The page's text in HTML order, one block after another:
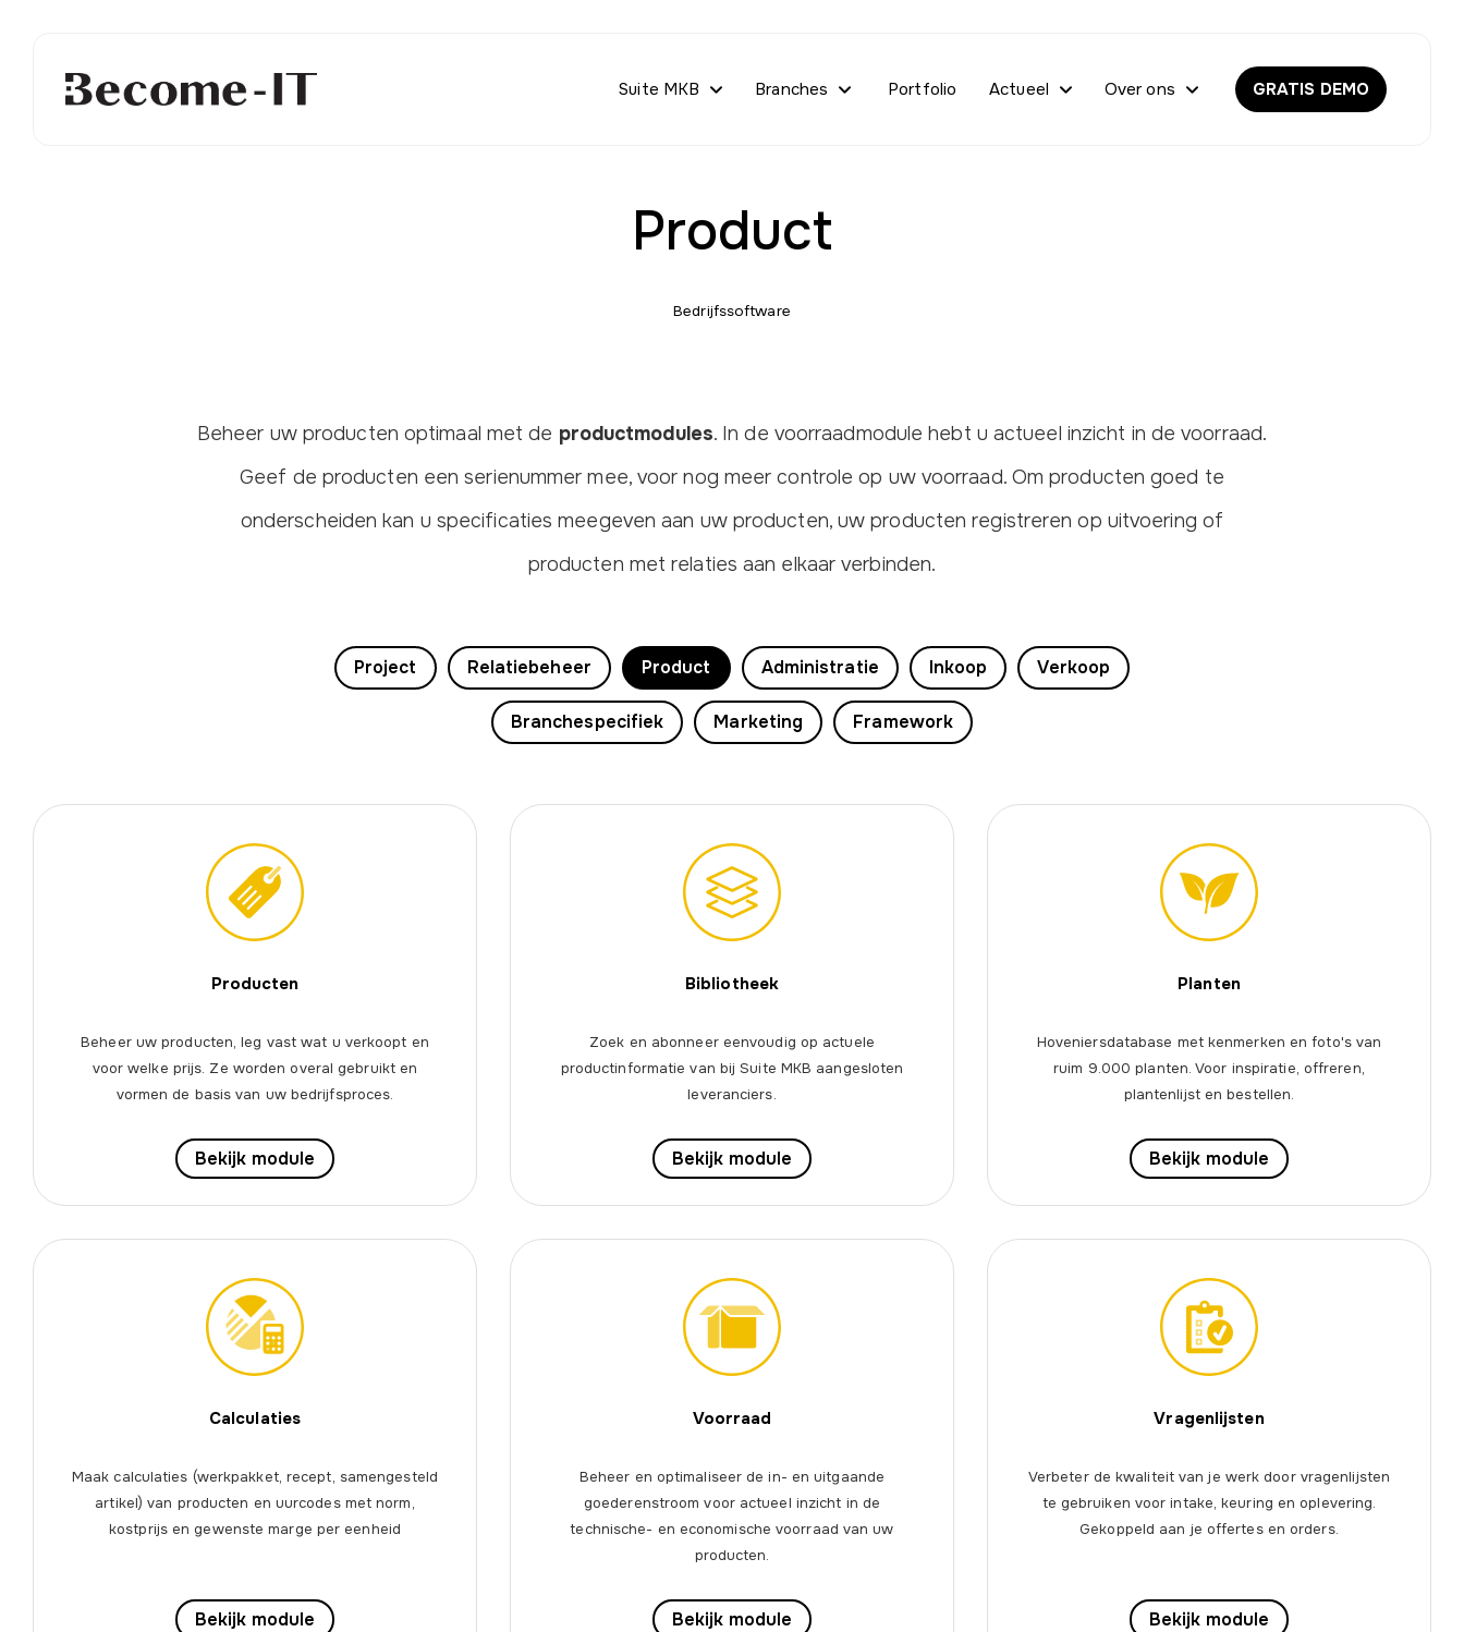
Suite MKB Branches Portfolio Actueel Over ons GRATIS DEMO
Product
Bedrijfssoftware
Beheer uw producten optimaal met de productmodules. In de voorraadmodule hebt u actueel inzicht in de voorraad.
Geef de producten een serienummer mee, voor nog meer controle op uw voorraad. Om producten goed te
onderscheiden kan u specificaties meegeven aan uw producten, uw producten registreren op uitvoering of
producten met relaties aan elkaar verbinden.
Project Relatiebeheer Product Administratie Inkoop Verkoop
Branchespecifiek Marketing Framework
Producten
Beheer uw producten, leg vast wat u verkoopt en
voor welke prijs. Ze worden overal gebruikt en
vormen de basis van uw bedrijfsproces.
Bekijk module
Bibliotheek
Zoek en abonneer eenvoudig op actuele
productinformatie van bij Suite MKB aangesloten
leveranciers.
Bekijk module
Planten
Hoveniersdatabase met kenmerken en foto's van
ruim 9.000 planten. Voor inspiratie, offreren,
plantenlijst en bestellen.
Bekijk module
Calculaties
Maak calculaties (werkpakket, recept, samengesteld
artikel) van producten en uurcodes met norm,
kostprijs en gewenste marge per eenheid
Bekijk module
Voorraad
Beheer en optimaliseer de in- en uitgaande
goederenstroom voor actueel inzicht in de
technische- en economische voorraad van uw
producten.
Bekijk module
Vragenlijsten
Verbeter de kwaliteit van je werk door vragenlijsten
te gebruiken voor intake, keuring en oplevering.
Gekoppeld aan je offertes en orders.
Bekijk module